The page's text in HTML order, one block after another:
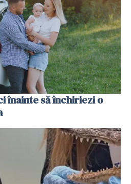
înainte să închiriezi o